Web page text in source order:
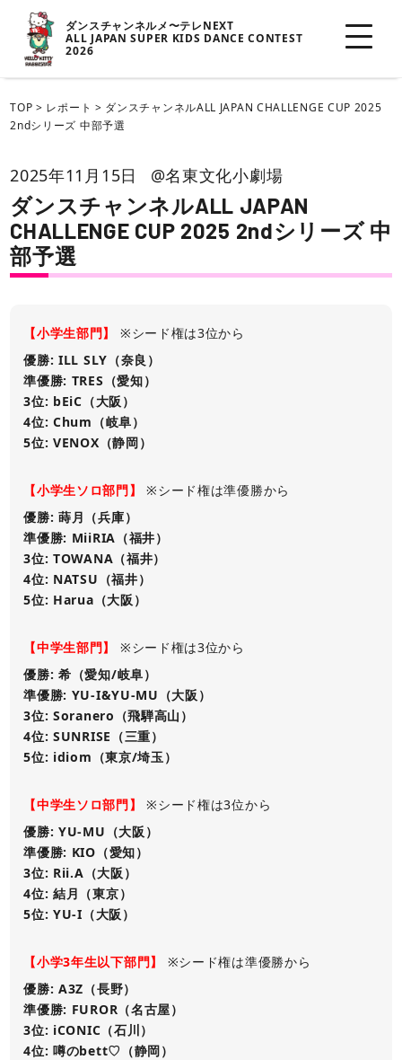
ダンスチャンネルメ〜テレNEXT
ALL JAPAN SUPER KIDS DANCE CONTEST
2026
TOP > レポート > ダンスチャンネルALL JAPAN CHALLENGE CUP 2025
2ndシリーズ 中部予選
2025年11月15日 @名東文化小劇場
ダンスチャンネルALL JAPAN
CHALLENGE CUP 2025 2ndシリーズ 中
部予選
【小学生部門】
※シード権は3位から
優勝: ILL SLY（奈良）
準優勝: TRES（愛知）
3位: bEiC（大阪）
4位: Chum（岐阜）
5位: VENOX（静岡）
【小学生ソロ部門】
※シード権は準優勝から
優勝: 蒔月（兵庫）
準優勝: MiiRIA（福井）
3位: TOWANA（福井）
4位: NATSU（福井）
5位: Harua（大阪）
【中学生部門】
※シード権は3位から
優勝: 希（愛知/岐阜）
準優勝: YU-I&YU-MU（大阪）
3位: Soranero（飛騨高山）
4位: SUNRISE（三重）
5位: idiom（東京/埼玉）
【中学生ソロ部門】
※シード権は3位から
優勝: YU-MU（大阪）
準優勝: KIO（愛知）
3位: Rii.A（大阪）
4位: 結月（東京）
5位: YU-I（大阪）
【小学3年生以下部門】
※シード権は準優勝から
優勝: A3Z（長野）
準優勝: FUROR（名古屋）
3位: iCONIC（石川）
4位: 噂のbett♡（静岡）